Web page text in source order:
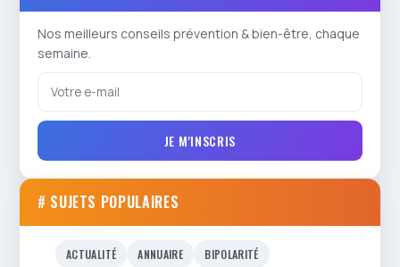
Nos meilleurs conseils prévention & bien-être, chaque
semaine.
JE M'INSCRIS
# SUJETS POPULAIRES
ACTUALITÉ ANNUAIRE
BIPOLARITÉ